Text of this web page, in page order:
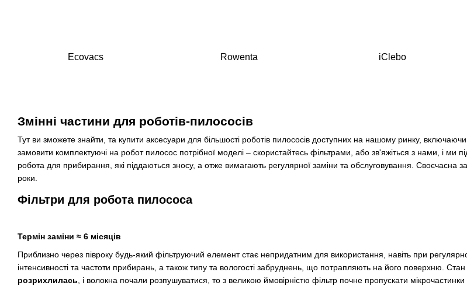
Змінні частини для роботів-пилососів
Тут ви зможете знайти, та купити аксесуари для більшості роботів пилососів доступних на нашому ринку,
замовити комплектуючі на робот пилосос потрібної моделі – скористайтесь фільтрами, або зв'яжіться з нами, і
робота для прибирання, які піддаються зносу, а отже вимагають регулярної заміни та обслуговування. Своєчасна
роки.
Фільтри для робота пилососа
Термін заміни ≈ 6 місяців
Приблизно через півроку будь-який фільтруючий елемент стає непридатним для використання, навіть при
інтенсивності та частоти прибирань, а також типу та вологості забруднень, що потрапляють на його поверхню.
розрихлилась , і волокна почали розпушуватися, то з великою ймовірністю фільтр почне пропускати
Ecovacs Rowenta iClebo